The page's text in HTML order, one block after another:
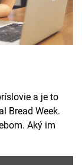
a je to
Bread Week.
Aký im